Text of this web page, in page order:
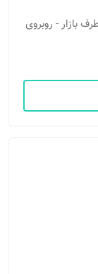
بازار - روبروی